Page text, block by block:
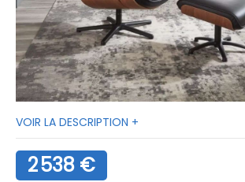
VOIR LA DESCRIPTION +
2 538 €